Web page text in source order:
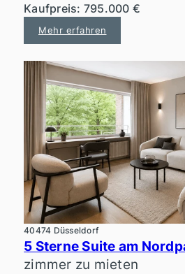
Kaufpreis: 795.000 €
Mehr erfahren
40474 Düsseldorf
zimmer zu mieten